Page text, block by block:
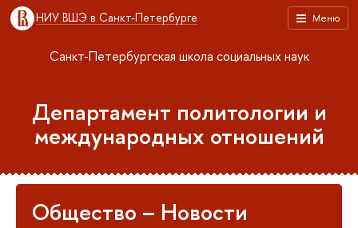
Меню
НИУ ВШЭ в Санкт-Петербурге
Санкт-Петербургская школа социальных наук
Департамент политологии и
международных отношений
Общество – Новости